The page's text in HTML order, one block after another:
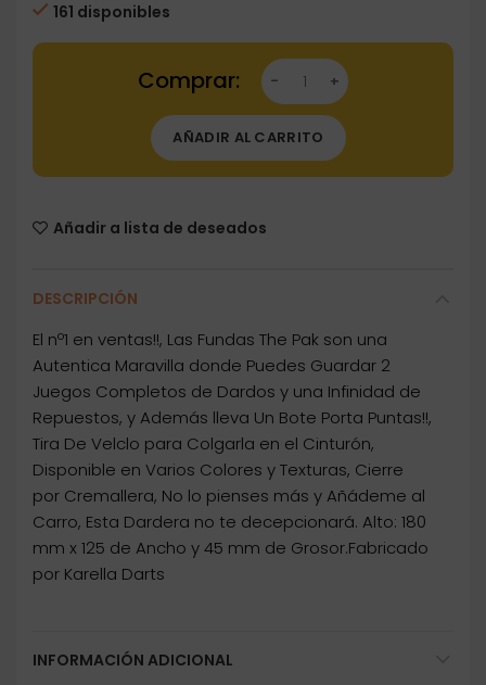
161 disponibles
Dartstore Funda Dardos The Pak Naranja
AÑADIR AL CARRITO
Añadir a lista de deseados
DESCRIPCIÓN
El nº1 en ventas!!, Las Fundas The Pak son una
Autentica Maravilla donde Puedes Guardar 2
Juegos Completos de Dardos y una Infinidad de
Repuestos, y Además lleva Un Bote Porta Puntas!!,
Tira De Velclo para Colgarla en el Cinturón,
Disponible en Varios Colores y Texturas, Cierre
por Cremallera, No lo pienses más y Añádeme al
Carro, Esta Dardera no te decepcionará. Alto: 180
mm x 125 de Ancho y 45 mm de Grosor.Fabricado
por Karella Darts
INFORMACIÓN ADICIONAL